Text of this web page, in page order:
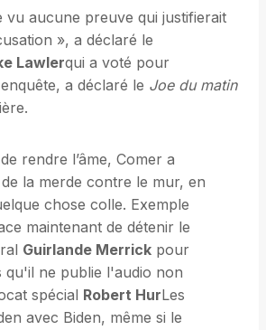
vu aucune preuve qui justifierait
», a déclaré le
Lawlerqui a voté pour
a déclaré le Joe du matin
rendre l’âme, Comer a
la merde contre le mur, en
chose colle. Exemple
maintenant de détenir le
Guirlande Merrick pour
qu'il ne publie l'audio non
spécial Robert HurLes
avec Biden, même si le